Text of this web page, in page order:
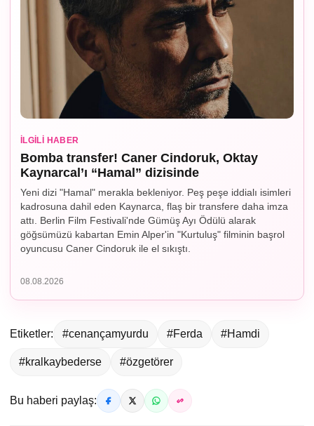
İLGILI HABER
Bomba transfer! Caner Cindoruk, Oktay
Kaynarcal’ı “Hamal” dizisinde
Yeni dizi "Hamal" merakla bekleniyor. Peş peşe iddialı isimleri
kadrosuna dahil eden Kaynarca, flaş bir transfere daha imza
attı. Berlin Film Festivali'nde Gümüş Ayı Ödülü alarak
göğsümüzü kabartan Emin Alper'in "Kurtuluş" filminin başrol
oyuncusu Caner Cindoruk ile el sıkıştı.
08.08.2026
Etiketler: #cenançamyurdu #Ferda #Hamdi
#kralkaybederse #özgetörer
Bu haberi paylaş: